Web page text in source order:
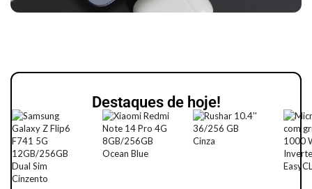
Destaques de hoje!